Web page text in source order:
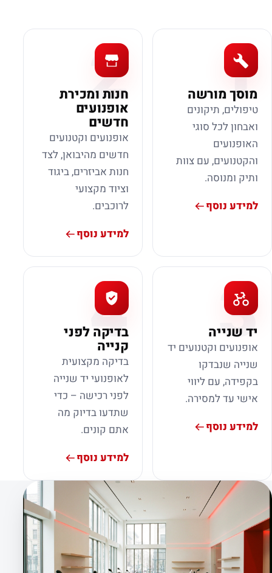
1
מוסך מורשה
טיפולים, תיקונים
ואבחון לכל סוגי
האופנועים
והקטנועים, עם צוות
ותיק ומנוסה.
למידע נוסף
2
חנות ומכירת
אופנועים
חדשים
אופנועים וקטנועים
חדשים מהיבואן, לצד
חנות אביזרים, ביגוד
וציוד מקצועי
לרוכבים.
למידע נוסף
3
יד שנייה
אופנועים וקטנועים יד
שנייה שנבדקו
בקפידה, עם ליווי
אישי עד למסירה.
למידע נוסף
4
בדיקה לפני
קנייה
בדיקה מקצועית
לאופנועי יד שנייה
לפני רכישה – כדי
שתדעו בדיוק מה
אתם קונים.
למידע נוסף